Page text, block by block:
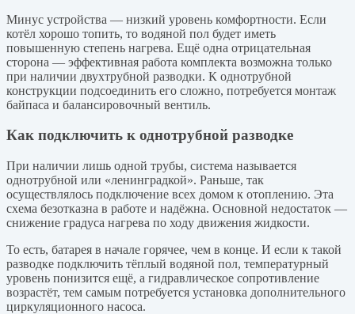
Минус устройства — низкий уровень комфортности. Если
котёл хорошо топить, то водяной пол будет иметь
повышенную степень нагрева. Ещё одна отрицательная
сторона — эффективная работа комплекта возможна только
при наличии двухтрубной разводки. К однотрубной
конструкции подсоединить его сложно, потребуется монтаж
байпаса и балансировочный вентиль.
Как подключить к однотрубной разводке
При наличии лишь одной трубы, система называется
однотрубной или «ленинградкой». Раньше, так
осуществлялось подключение всех домом к отоплению. Эта
схема безотказна в работе и надёжна. Основной недостаток —
снижение градуса нагрева по ходу движения жидкости.
То есть, батарея в начале горячее, чем в конце. И если к такой
разводке подключить тёплый водяной пол, температурный
уровень понизится ещё, а гидравлическое сопротивление
возрастёт, тем самым потребуется установка дополнительного
циркуляционного насоса.